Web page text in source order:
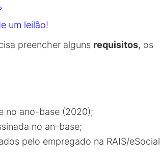
um leilão!
preencher alguns requisitos, os
no ano-base (2020);
no an-base;
pelo empregado na RAIS/eSocial